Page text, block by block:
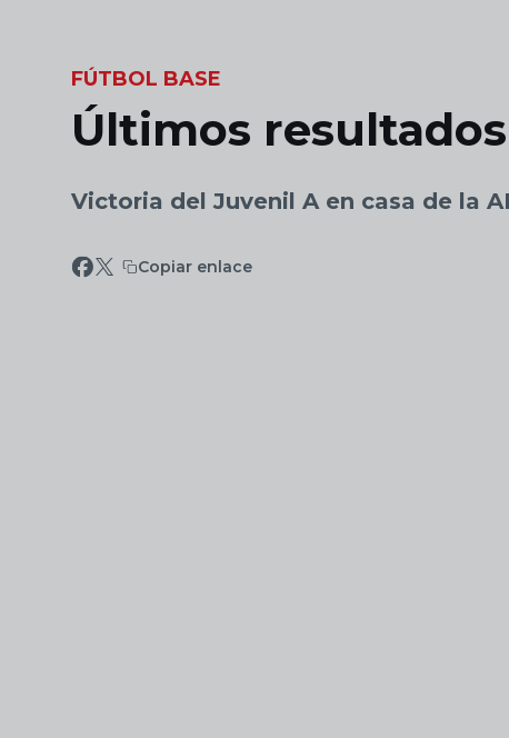
FÚTBOL BASE
Últimos
Victoria del Juvenil A en casa de la
Copiar enlace